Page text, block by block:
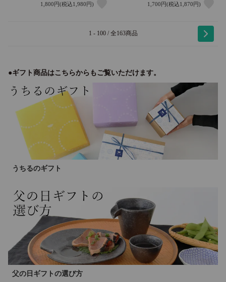
1,800円(税込1,980円) 1,700円(税込1,870円)
1 - 100 / 全163商品
●ギフト商品はこちらからもご覧いただけます。
うちるのギフト
父の日ギフトの選び方